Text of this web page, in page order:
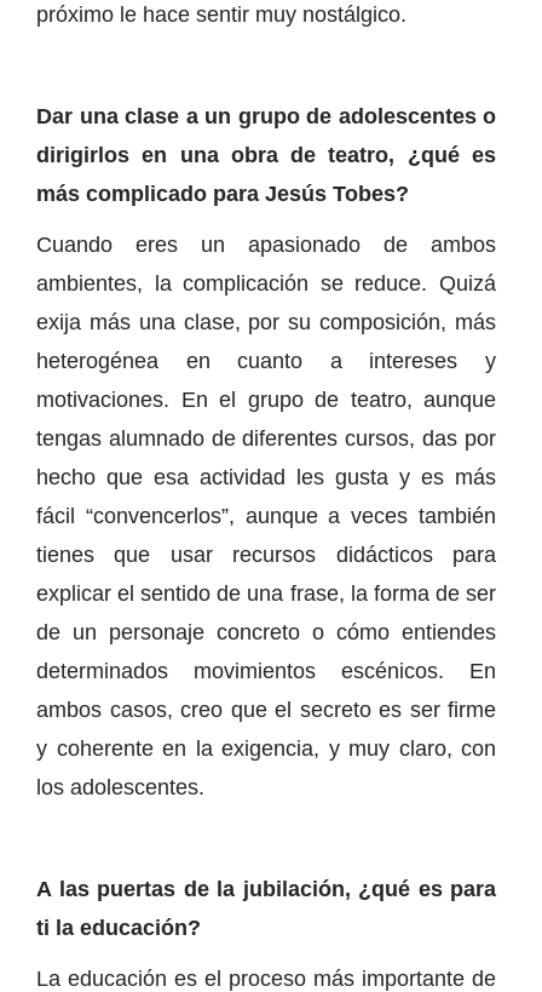
próximo le hace sentir muy nostálgico.
Dar una clase a un grupo de adolescentes o
dirigirlos en una obra de teatro, ¿qué es
más complicado para Jesús Tobes?
Cuando eres un apasionado de ambos
ambientes, la complicación se reduce. Quizá
exija más una clase, por su composición, más
heterogénea en cuanto a intereses y
motivaciones. En el grupo de teatro, aunque
tengas alumnado de diferentes cursos, das por
hecho que esa actividad les gusta y es más
fácil “convencerlos”, aunque a veces también
tienes que usar recursos didácticos para
explicar el sentido de una frase, la forma de ser
de un personaje concreto o cómo entiendes
determinados movimientos escénicos. En
ambos casos, creo que el secreto es ser firme
y coherente en la exigencia, y muy claro, con
los adolescentes.
A las puertas de la jubilación, ¿qué es para
ti la educación?
La educación es el proceso más importante de